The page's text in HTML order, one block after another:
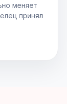
меняет
принял